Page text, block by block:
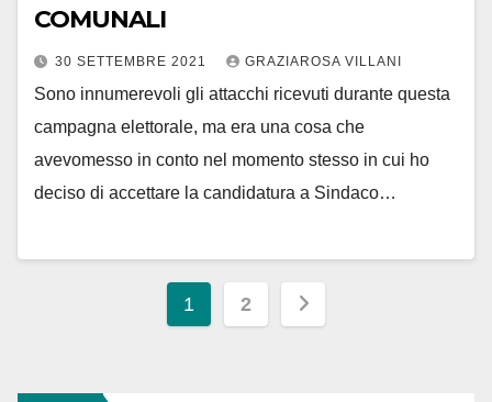
COMUNALI
30 SETTEMBRE 2021 GRAZIAROSA VILLANI
Sono innumerevoli gli attacchi ricevuti durante questa
campagna elettorale, ma era una cosa che
avevomesso in conto nel momento stesso in cui ho
deciso di accettare la candidatura a Sindaco…
Paginazione
1 2